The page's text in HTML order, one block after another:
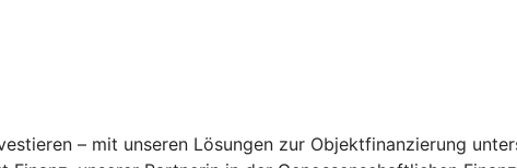
– mit unseren Lösungen zur Objektfinanzierung